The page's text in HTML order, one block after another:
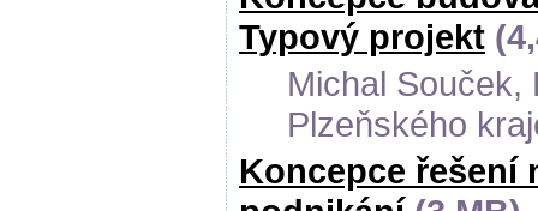
Typový projekt
Michal Souček,
Plzeňského
Koncepce řešení